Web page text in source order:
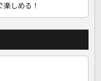
しめる！